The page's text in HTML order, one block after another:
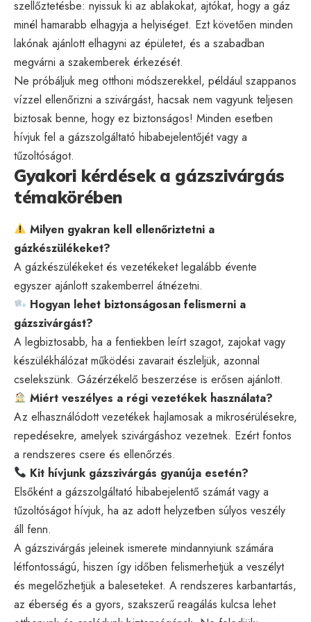
szellőztetésbe: nyissuk ki az ablakokat, ajtókat, hogy a gáz
minél hamarabb elhagyja a helyiséget. Ezt követően minden
lakónak ajánlott elhagyni az épületet, és a szabadban
megvárni a szakemberek érkezését.
Ne próbáljuk meg otthoni módszerekkel, például szappanos
vízzel ellenőrizni a szivárgást, hacsak nem vagyunk teljesen
biztosak benne, hogy ez biztonságos! Minden esetben
hívjuk fel a gázszolgáltató hibabejelentőjét vagy a
tűzoltóságot.
Gyakori kérdések a gázszivárgás
témakörében
Milyen gyakran kell ellenőriztetni a
gázkészülékeket?
A gázkészülékeket és vezetékeket legalább évente
egyszer ajánlott szakemberrel átnézetni.
Hogyan lehet biztonságosan felismerni a
gázszivárgást?
A legbiztosabb, ha a fentiekben leírt szagot, zajokat vagy
készülékhálózat működési zavarait észleljük, azonnal
cselekszünk. Gázérzékelő beszerzése is erősen ajánlott.
Miért veszélyes a régi vezetékek használata?
Az elhasználódott vezetékek hajlamosak a mikrosérülésekre,
repedésekre, amelyek szivárgáshoz vezetnek. Ezért fontos
a rendszeres csere és ellenőrzés.
Kit hívjunk gázszivárgás gyanúja esetén?
Elsőként a gázszolgáltató hibabejelentő számát vagy a
tűzoltóságot hívjuk, ha az adott helyzetben súlyos veszély
áll fenn.
A gázszivárgás jeleinek ismerete mindannyiunk számára
létfontosságú, hiszen így időben felismerhetjük a veszélyt
és megelőzhetjük a baleseteket. A rendszeres karbantartás,
az éberség és a gyors, szakszerű reagálás kulcsa lehet